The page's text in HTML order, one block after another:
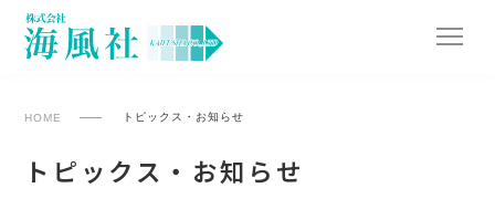
HOME トピックス・お知らせ
トピックス・お知らせ